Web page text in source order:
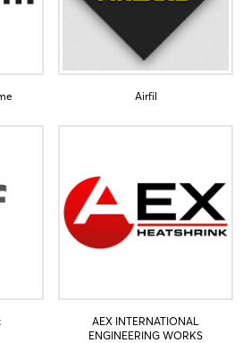
Airfil
AEX INTERNATIONAL
ENGINEERING WORKS